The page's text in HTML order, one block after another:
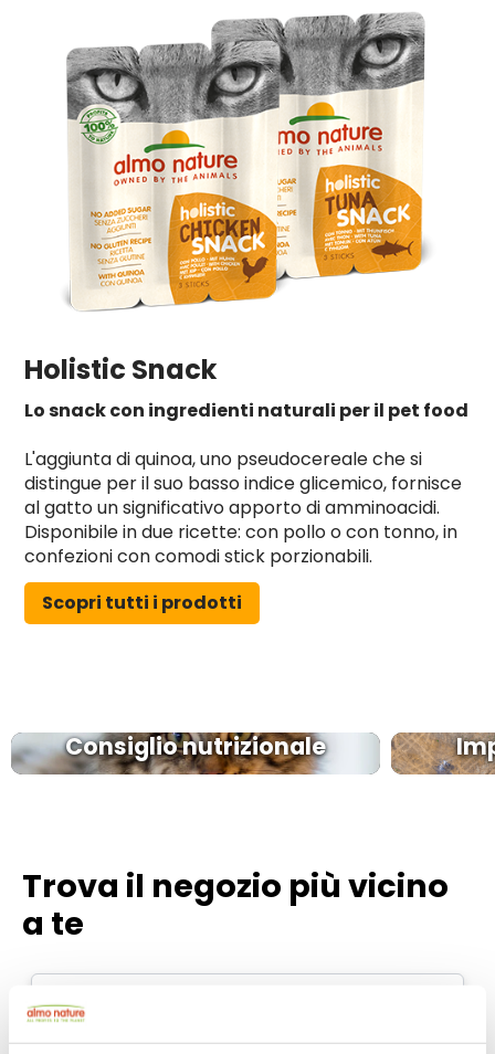
Holistic Snack
Lo snack con ingredienti naturali per il pet food
L'aggiunta di quinoa, uno pseudocereale che si
distingue per il suo basso indice glicemico, fornisce
al gatto un significativo apporto di amminoacidi.
Disponibile in due ricette: con pollo o con tonno, in
confezioni con comodi stick porzionabili.
Scopri tutti i prodotti
Consiglio nutrizionale
Trova il negozio più vicino
a te
Select a tab